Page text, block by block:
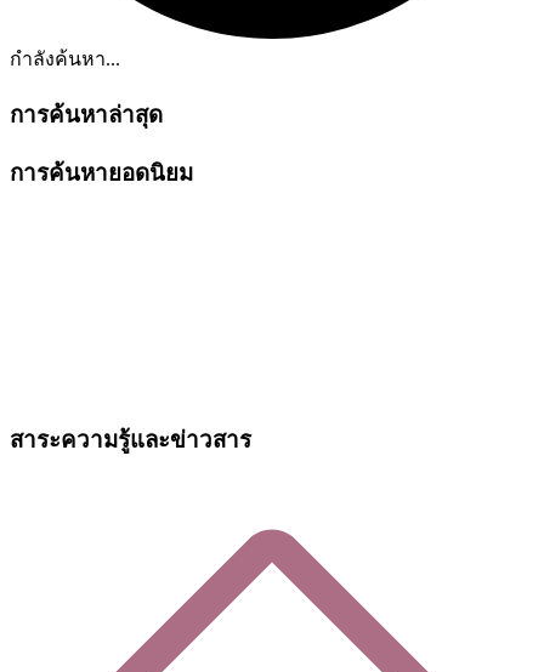
กำลังค้นหา...
การค้นหาล่าสุด
การค้นหายอดนิยม
สาระความรู้และข่าวสาร